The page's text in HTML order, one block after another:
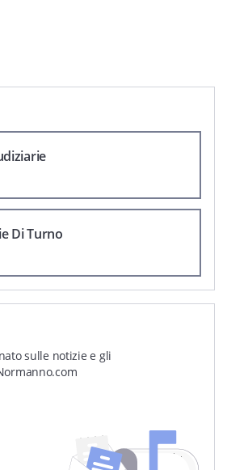
Di Turno
sulle notizie e gli